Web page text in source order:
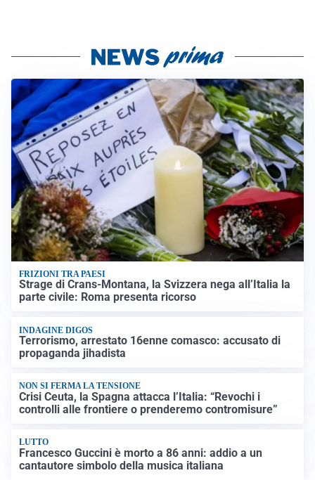
FRIZIONI TRA PAESI
Strage di Crans-Montana, la Svizzera nega all’Italia la
parte civile: Roma presenta ricorso
INDAGINE DIGOS
Terrorismo, arrestato 16enne comasco: accusato di
propaganda jihadista
NON SI FERMA LA TENSIONE
Crisi Ceuta, la Spagna attacca l’Italia: “Revochi i
controlli alle frontiere o prenderemo contromisure”
LUTTO
Francesco Guccini è morto a 86 anni: addio a un
cantautore simbolo della musica italiana